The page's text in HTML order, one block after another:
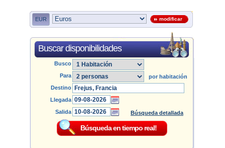
EUR modificar
Buscar disponibilidades
Busco
Para
por habitación
Destino
Llegada
Salida
Búsqueda detallada